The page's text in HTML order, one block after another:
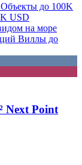
Объекты до 100K
USD
на море
Виллы до
Next Point